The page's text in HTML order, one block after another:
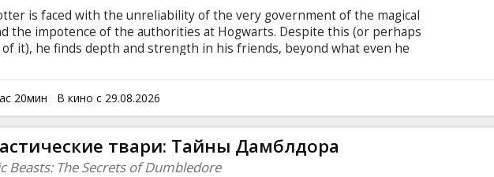
is faced with the unreliability of the very government of the magical
the impotence of the authorities at Hogwarts. Despite this (or perhaps
of it), he finds depth and strength in his friends, beyond what even he
20мин В кино с 29.08.2026
твари: Тайны Дамблдора
Beasts: The Secrets of Dumbledore